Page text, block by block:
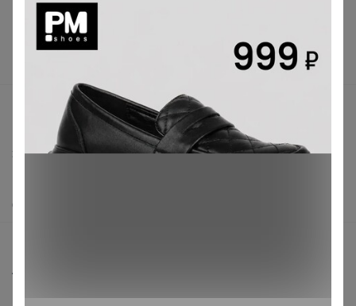
Реклама на сайте
Поставщикам
support@24-ok.ru
Написать в поддержку
Защита покупателя
О нас
Анонсы
Новости